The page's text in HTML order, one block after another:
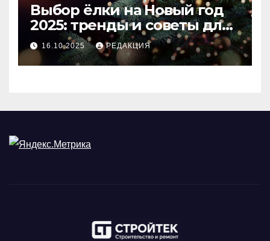
Выбор ёлки на Новый год
2025: тренды и советы для
идеального праздника
16.10.2025 РЕДАКЦИЯ